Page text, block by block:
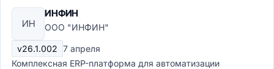
ИН
ИНФИН
ООО "ИНФИН"
v26.1.002 7 апреля
Комплексная ERP-платформа для автоматизации